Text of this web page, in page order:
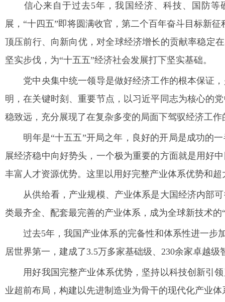
信心来自于过去5年，我国经济、科技、国防等
展，“十四五”即将圆满收官，第二个百年奋斗目标新
顶压前行、向新向优，对全球经济增长的贡献率稳定
坚实步伐，为“十五五”经济社会发展打下坚实基础。
党中央集中统一领导是做好经济工作的根本保证，
明，在关键时刻、重要节点，以习近平同志为核心的
稳致远，充分展现了在复杂多变的局面下驾驭经济工
明年是“十五五”开局之年，良好的开局是成功的一
展经济稳中向好势头，一个极为重要的方面就是用好
丰富人才资源优势。这里以用好完整产业体系优势和
从供给看，产业规模、产业体系是大国经济内部可
类最齐全、配套最完善的产业体系，成为全球新技术的
过去5年，我国产业体系的完备性和体系性进一步加
居世界第一，建成了3.5万多家基础级、230余家卓越
用好我国完整产业体系优势，坚持以科技创新引领
业超前布局，构建以先进制造业为骨干的现代化产业